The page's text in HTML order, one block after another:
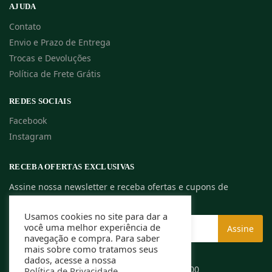
AJUDA
Contato
Envio e Prazo de Entrega
Trocas e Devoluções
Política de Frete Grátis
REDES SOCIAIS
Facebook
Instagram
RECEBA OFERTAS EXCLUSIVAS
Assine nossa newsletter e receba ofertas e cupons de
descontos exclusivos.
Rafael Caldeira ME | CNPJ: 13.994.584/0001-00
Usamos cookies no site para dar a
você uma melhor experiência de
navegação e compra. Para saber
mais sobre como tratamos seus
dados, acesse a nossa